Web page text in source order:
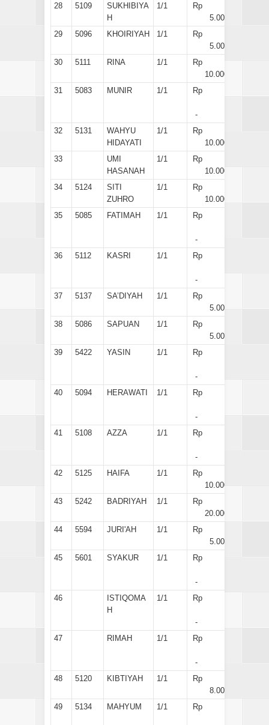
28
5109
SUKHIBIYA
H
1/1
Rp
5.000
29
5096 KHOIRIYAH 1/1
Rp
5.000
30
5111 RINA 1/1
Rp
10.000
31
5083 MUNIR 1/1 Rp
-
32
5131
WAHYU
HIDAYATI
1/1
Rp
10.000
33
UMI
HASANAH
1/1
Rp
10.000
34
5124
SITI
ZUHRO
1/1
Rp
10.000
35
5085 FATIMAH 1/1 Rp
-
36
5112 KASRI 1/1 Rp
-
37
5137 SA’DIYAH 1/1
Rp
5.000
38
5086 SAPUAN 1/1
Rp
5.000
39
5422 YASIN 1/1 Rp
-
40
5094 HERAWATI 1/1 Rp
-
41
5108 AZZA 1/1 Rp
-
42
5125 HAIFA 1/1
Rp
10.000
43
5242 BADRIYAH 1/1
Rp
20.000
44
5594 JURI'AH 1/1
Rp
5.000
45
5601 SYAKUR 1/1 Rp
-
46
ISTIQOMA
H
1/1 Rp
-
47
RIMAH 1/1 Rp
-
48
5120 KIBTIYAH 1/1
Rp
8.000
49
5134 MAHYUM 1/1 Rp